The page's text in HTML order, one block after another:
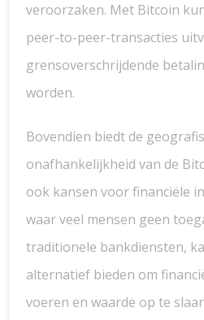
veroorzaken. Met Bitcoin
peer-to-peer-transacties
grensoverschrijdende
worden.
Bovendien biedt de
onafhankelijkheid van de
ook kansen voor financiële
waar veel mensen geen
traditionele bankdiensten,
alternatief bieden om
voeren en waarde op te